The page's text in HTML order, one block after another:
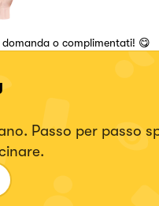
o complimentati! 😋
Passo per passo